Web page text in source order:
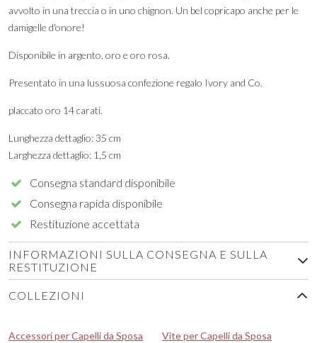
avvolto in una treccia o in uno chignon. Un bel copricapo anche per le
damigelle d'onore!
Disponibile in argento, oro e oro rosa.
Presentato in una lussuosa confezione regalo Ivory and Co.
placcato oro 14 carati.
Lunghezza dettaglio: 35 cm
Larghezza dettaglio: 1,5 cm
Consegna standard disponibile
Consegna rapida disponibile
Restituzione accettata
INFORMAZIONI SULLA CONSEGNA E SULLA
RESTITUZIONE
COLLEZIONI
Accessori per Capelli da Sposa Vite per Capelli da Sposa